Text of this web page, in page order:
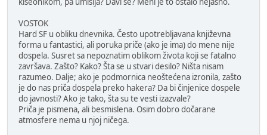
VOSTOK
Hard SF u obliku dnevnika. Često upotrebljavana književna
forma u fantastici, ali poruka priče (ako je ima) do mene nije
dospela. Susret sa nepoznatim oblikom života koji se fatalno
završava. Zašto? Kako? Šta se u stvari desilo? Ništa nisam
razumeo. Dalje; ako je podmornica neoštećena izronila, zašto
je do nas priča dospela preko hakera? Da bi činjenice dospele
do javnosti? Ako je tako, šta su te vesti izazvale?
Priča je pismena, ali besmislena. Osim dobro dočarane
atmosfere nema u njoj ničega.